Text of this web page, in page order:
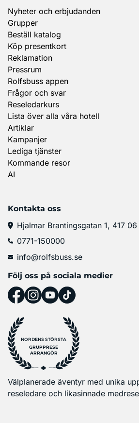
Nyheter och erbjudanden
Grupper
Beställ katalog
Köp presentkort
Reklamation
Pressrum
Rolfsbuss appen
Frågor och svar
Reseledarkurs
Lista över alla våra hotell
Artiklar
Kampanjer
Lediga tjänster
Kommande resor
AI
Kontakta oss
Hjalmar Brantingsgatan 1, 417
0771-150000
info@rolfsbuss.se
Följ oss på sociala medier
NORDENS STÖRSTA
GRUPPRESE
ARRANGÖR
Välplanerade äventyr med unika
reseledare och likasinnade